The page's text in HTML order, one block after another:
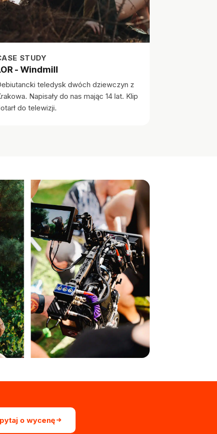
STUDY
- Windmill
teledysk dwóch dziewczyn z
Napisały do nas mając 14 lat. Klip
do telewizji.
o wycenę